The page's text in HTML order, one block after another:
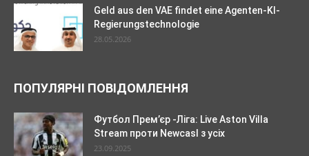
Geld aus den VAE findet eine Agenten-KI-
Regierungstechnologie
28.05.2026
ПОПУЛЯРНІ ПОВІДОМЛЕННЯ
Футбол Прем’єр -Ліга: Live Aston Villa
Stream проти Newcasl з усіх
23.09.2025